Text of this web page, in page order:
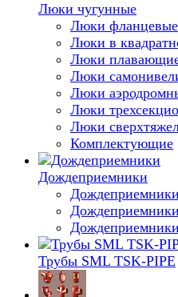
Люки чугунные
Люки фланцевые
Люки в
Люки
Люки
Люки
Люки
Люки
Комплектующие
Дождеприемники
Трубы SML TSK-PIPE